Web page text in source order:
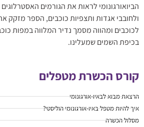
הביואורגונומי לראות את הגורמים
ולחובבי אגדות ותצפיות כוכבים, הספר מזקק
לכוכבים ומהווה מסמך נדיר המלווה במפות
בכיפת השמים שמעלינו.
קורס הכשרת מטפלים
הרצאת מבוא לבאיו-אורגונומי
איך להיות מטפל באיו-אורגונומי הוליסטי?
מסלול הכשרה